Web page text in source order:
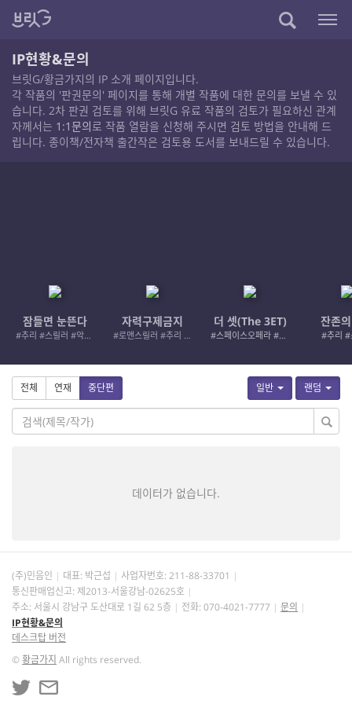
IP현황&문의
브릿G/황금가지의 IP 소개 페이지입니다.
각 작품의 '판권문의' 페이지를 통해 개별 작품에 대한 문의를 보낼 수 있
습니다. 2차 판권 검토를 위해 브릿G 유료 작품의 검토가 필요하신 관계
자께서는 1:1문의로 작품 열람을 신청해 주시면 검토 방법을 안내해 드
립니다. 종이책/전자책 출간작은 검토용 도서를 보내드릴 수 있습니다.
잠들면 눈뜬다
#추리 #스릴러 #악인 #로드레이지
자력구제금지
#로맨스릴러 #추리 #여성서사 #사적제재
더 셋(The 3ET)
#스페이스오페라 #우주활극
잔존
#추리 #
일반 랜덤
전체 연재 중단편
데이터가 없습니다.
(주)민음인 대표: 박근섭 사업자번호: 211-88-33701
통신판매업신고: 제2013-서울강남-02625호
주소: 서울시 강남구 도산대로 1길 62 5층
전화: 070-4021-7777
문의
IP현황&문의
데스크탑 버전
©황금가지 All rights reserved.